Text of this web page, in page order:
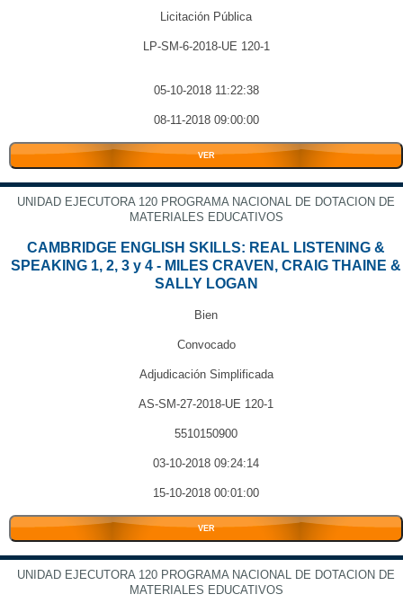
Licitación Pública
LP-SM-6-2018-UE 120-1
05-10-2018 11:22:38
08-11-2018 09:00:00
VER
UNIDAD EJECUTORA 120 PROGRAMA NACIONAL DE DOTACION DE
MATERIALES EDUCATIVOS
CAMBRIDGE ENGLISH SKILLS: REAL LISTENING &
SPEAKING 1, 2, 3 y 4 - MILES CRAVEN, CRAIG THAINE &
SALLY LOGAN
Bien
Convocado
Adjudicación Simplificada
AS-SM-27-2018-UE 120-1
5510150900
03-10-2018 09:24:14
15-10-2018 00:01:00
VER
UNIDAD EJECUTORA 120 PROGRAMA NACIONAL DE DOTACION DE
MATERIALES EDUCATIVOS